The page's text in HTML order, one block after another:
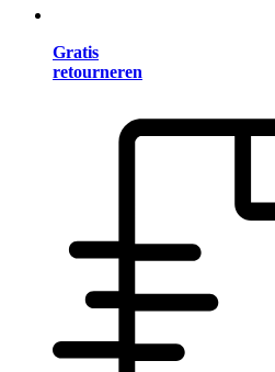
Gratis
retourneren